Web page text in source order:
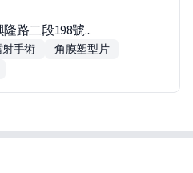
路二段198號...
射手術
角膜塑型片